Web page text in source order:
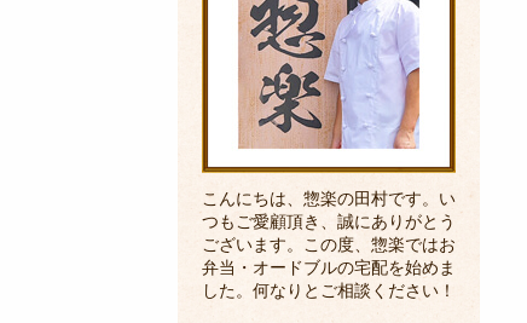
こんにちは、惣楽の田村です。い
つもご愛顧頂き、誠にありがとう
ございます。この度、惣楽ではお
弁当・オードブルの宅配を始めま
した。何なりとご相談ください！